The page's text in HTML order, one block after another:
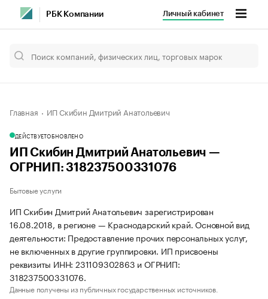
РБК Компании Личный кабинет
Главная ИП Скибин Дмитрий Анатольевич
ДЕЙСТВУЕТОБНОВЛЕНО
ИП Скибин Дмитрий Анатольевич —
ОГРНИП: 318237500331076
Бытовые услуги
ИП Скибин Дмитрий Анатольевич зарегистрирован
16.08.2018, в регионе — Краснодарский край. Основной вид
деятельности: Предоставление прочих персональных услуг,
не включенных в другие группировки. ИП присвоены
реквизиты ИНН: 231109302863 и ОГРНИП:
318237500331076.
Данные получены из публичных государственных источников.